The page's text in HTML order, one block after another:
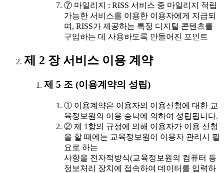
⑦ 마일리지 : RISS 서비스 중 마일리지 적립
가능한 서비스를 이용한 이용자에게 지급되
며, RISS가 제공하는 특정 디지털 콘텐츠를
구입하는 데 사용하도록 만들어진 포인트
제 2 장 서비스 이용 계약
제 5 조 (이용계약의 성립)
① 이용계약은 이용자의 이용신청에 대한 교
육정보원의 이용 승낙에 의하여 성립됩니다.
② 제 1항의 규정에 의해 이용자가 이용 신청
을 할 때에는 교육정보원이 이용자 관리시 필
요로 하는
사항을 전자적방식(교육정보원의 컴퓨터 등
정보처리 장치에 접속하여 데이터를 입력하